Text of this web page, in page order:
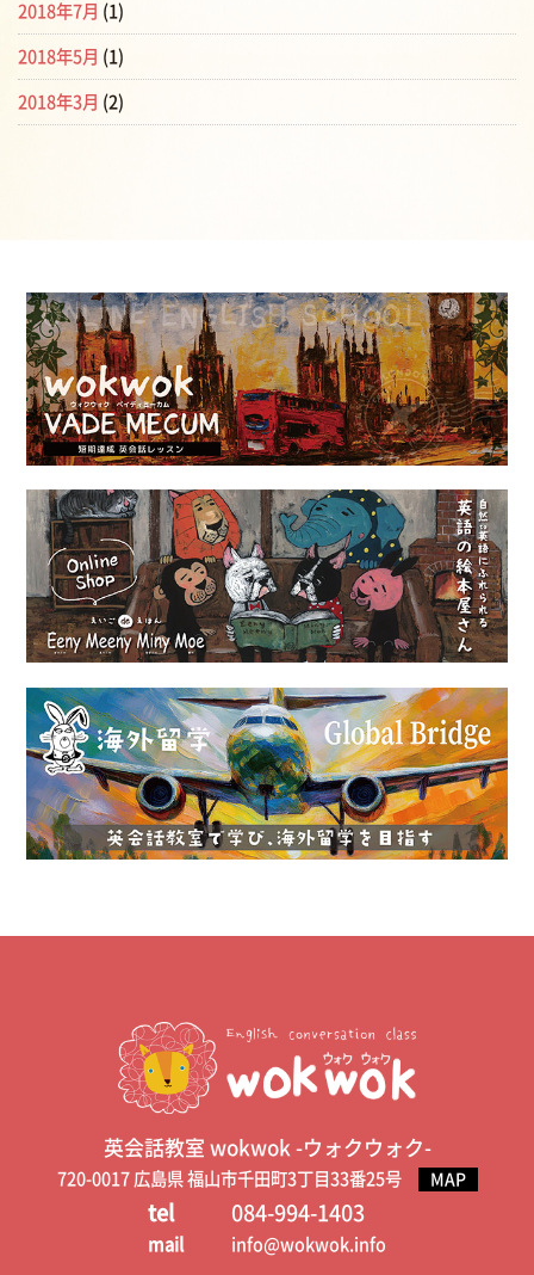
2018年7月 (1)
2018年5月 (1)
2018年3月 (2)
英会話教室 wokwok -ウォクウォク-
720-0017 広島県 福山市千田町3丁目33番25号 MAP
tel 084-994-1403
mail info@wokwok.info